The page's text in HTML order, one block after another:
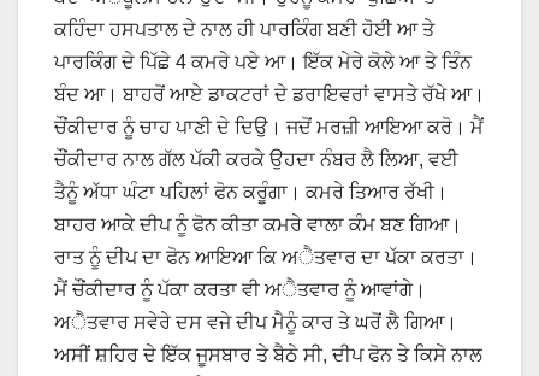
ਕਹਿੰਦਾ ਹਸਪਤਾਲ ਦੇ ਨਾਲ ਹੀ ਪਾਰਕਿੰਗ ਬਣੀ ਹੋਈ ਆ ਤੇ
ਪਾਰਕਿੰਗ ਦੇ ਪਿੱਛੇ 4 ਕਮਰੇ ਪਏ ਆ। ਇੱਕ ਮੇਰੇ ਕੋਲੇ ਆ ਤੇ ਤਿੰਨ
ਬੰਦ ਆ। ਬਾਹਰੋਂ ਆਏ ਡਾਕਟਰਾਂ ਦੇ ਡਰਾਇਵਰਾਂ ਵਾਸਤੇ ਰੱਖੇ ਆ।
ਚੌਂਕੀਦਾਰ ਨੂੰ ਚਾਹ ਪਾਣੀ ਦੇ ਦਿਉ। ਜਦੋਂ ਮਰਜ਼ੀ ਆਇਆ ਕਰੋ। ਮੈਂ
ਚੌਂਕੀਦਾਰ ਨਾਲ ਗੱਲ ਪੱਕੀ ਕਰਕੇ ਉਹਦਾ ਨੰਬਰ ਲੈ ਲਿਆ, ਵਈ
ਤੈਨੂੰ ਅੱਧਾ ਘੰਟਾ ਪਹਿਲਾਂ ਫੋਨ ਕਰੂੰਗਾ। ਕਮਰੇ ਤਿਆਰ ਰੱਖੀ।
ਬਾਹਰ ਆਕੇ ਦੀਪ ਨੂੰ ਫੋਨ ਕੀਤਾ ਕਮਰੇ ਵਾਲਾ ਕੰਮ ਬਣ ਗਿਆ।
ਰਾਤ ਨੂੰ ਦੀਪ ਦਾ ਫੋਨ ਆਇਆ ਕਿ ਅੈਤਵਾਰ ਦਾ ਪੱਕਾ ਕਰਤਾ।
ਮੈਂ ਚੌਂਕੀਦਾਰ ਨੂੰ ਪੱਕਾ ਕਰਤਾ ਵੀ ਅੈਤਵਾਰ ਨੂੰ ਆਵਾਂਗੇ।
ਅੈਤਵਾਰ ਸਵੇਰੇ ਦਸ ਵਜੇ ਦੀਪ ਮੈਨੂੰ ਕਾਰ ਤੇ ਘਰੋਂ ਲੈ ਗਿਆ।
ਅਸੀਂ ਸ਼ਹਿਰ ਦੇ ਇੱਕ ਜੂਸਬਾਰ ਤੇ ਬੈਠੇ ਸੀ, ਦੀਪ ਫੋਨ ਤੇ ਕਿਸੇ ਨਾਲ